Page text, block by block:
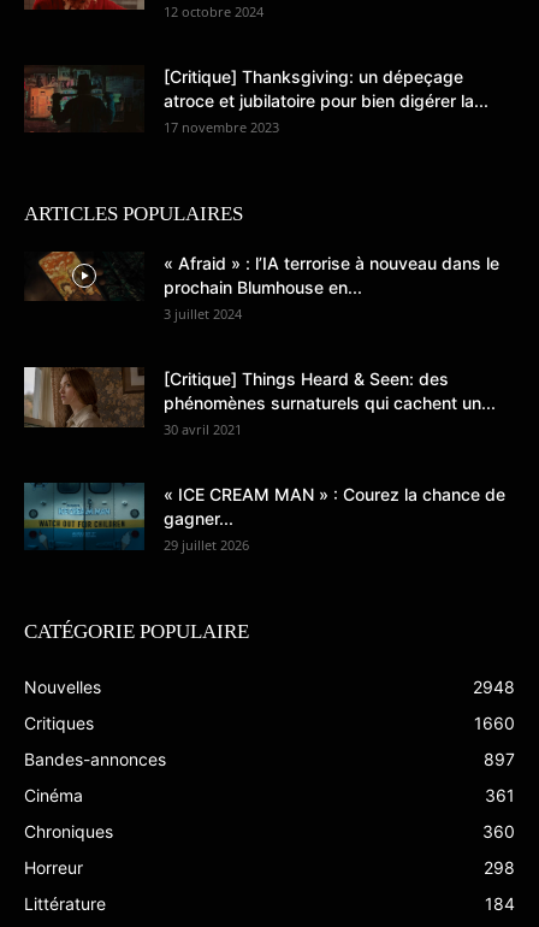
12 octobre 2024
[Critique] Thanksgiving: un dépeçage
atroce et jubilatoire pour bien digérer la...
17 novembre 2023
ARTICLES POPULAIRES
« Afraid » : l’IA terrorise à nouveau dans le
prochain Blumhouse en...
3 juillet 2024
[Critique] Things Heard & Seen: des
phénomènes surnaturels qui cachent un...
30 avril 2021
« ICE CREAM MAN » : Courez la chance de
gagner...
29 juillet 2026
CATÉGORIE POPULAIRE
Nouvelles
2948
Critiques
1660
Bandes-annonces
897
Cinéma
361
Chroniques
360
Horreur
298
Littérature
184